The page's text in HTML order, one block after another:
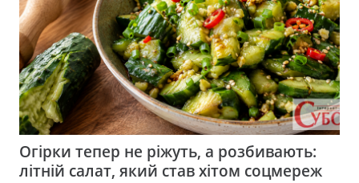
Огірки тепер не ріжуть, а розбивають:
літній салат, який став хітом соцмереж